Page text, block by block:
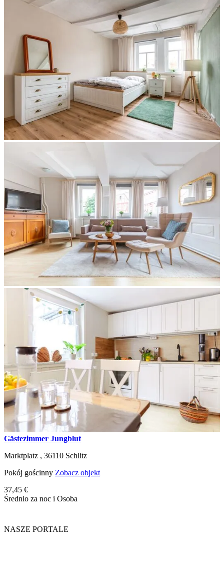
Gästezimmer Jungblut
Marktplatz , 36110 Schlitz
Pokój gościnny Zobacz objekt
37,45 €
Średnio za noc i Osoba
NASZE PORTALE